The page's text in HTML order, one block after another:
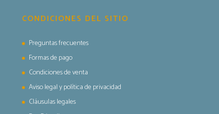
CONDICIONES DEL SITIO
Preguntas frecuentes
Formas de pago
Condiciones de venta
Aviso legal y política de privacidad
Cláusulas legales